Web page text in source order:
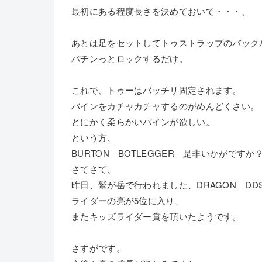
最初にある程度長さを決めておいて・・・、
あとは足をセットしてトゥストラップのバック
バチンっとロックするだけ。
これで、トゥーはバッチリ固定されます。
バインをカチャカチャするのがめんどくさい。
とにかく柔らかいバインが欲しい。
という方、
BURTON BOTLEGGER 是非いかがですか？
さてさて、
昨日、鷲が岳で行われました、DRAGON DDS
ライダーの亮が5位に入り、
またキッズライダー賞を頂いたようです。
さすがです。